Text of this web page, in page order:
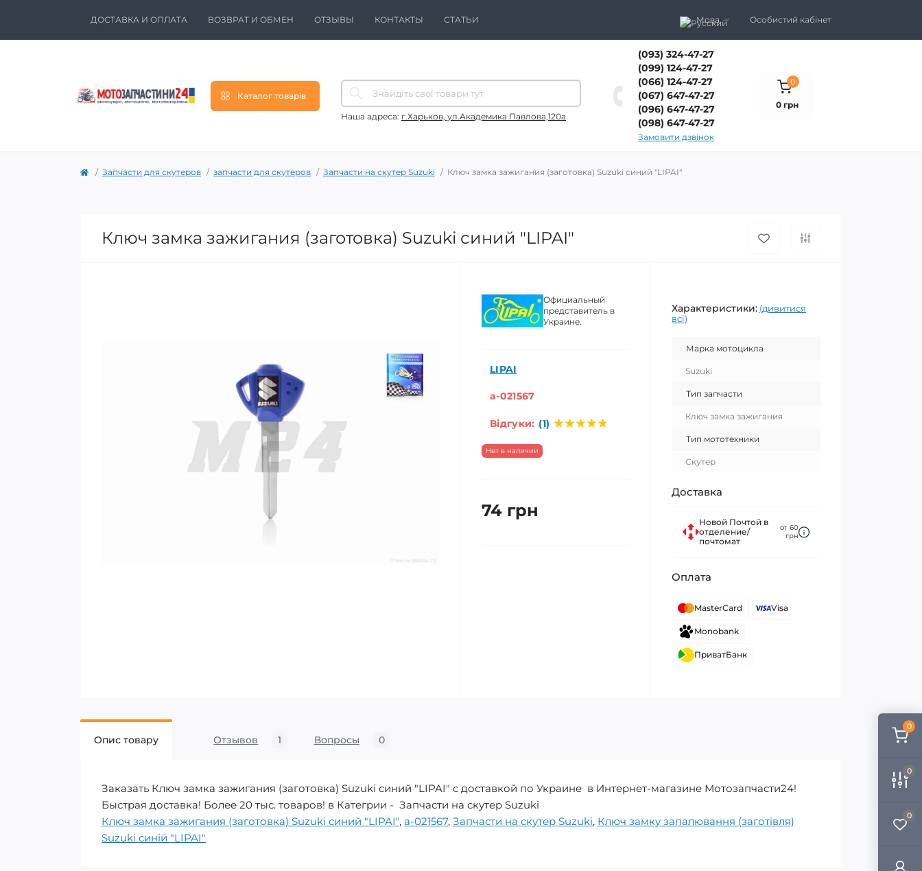
0
0
0
ДОСТАВКА И ОПЛАТА ВОЗВРАТ И ОБМЕН ОТЗЫВЫ КОНТАКТЫ СТАТЬИ Мова Особистий кабінет
Каталог товарів
Наша адреса: г.Харьков, ул.Академика Павлова,120а
(093) 324-47-27
(099) 124-47-27
(066) 124-47-27
(067) 647-47-27
(096) 647-47-27
(098) 647-47-27
Замовити дзвінок
0
0 грн
Запчасти для скутеров запчасти для скутеров Запчасти на скутер Suzuki Ключ замка зажигания (заготовка) Suzuki синий "LIPAI"
Ключ замка зажигания (заготовка) Suzuki синий "LIPAI"
Официальный
представитель в
Украине.
LIPAI
a-021567
Відгуки: (1)
Нет в наличии
74 грн
Характеристики: (дивитися
всі)
Марка мотоцикла
Suzuki
Тип запчасти
Ключ замка зажигания
Тип мототехники
Скутер
Доставка
Новой Почтой в
отделение/
почтомат
от 60
грн
Оплата
MasterCard Visa
Monobank
ПриватБанк
Опис товару Отзывов 1 Вопросы 0
Заказать Ключ замка зажигания (заготовка) Suzuki синий "LIPAI" с доставкой по Украине в Интернет-магазине Мотозапчасти24!
Быстрая доставка! Более 20 тыс. товаров! в Категрии - Запчасти на скутер Suzuki
Ключ замка зажигания (заготовка) Suzuki синий "LIPAI", a-021567, Запчасти на скутер Suzuki, Ключ замку запалювання (заготівля)
Suzuki синій "LIPAI"